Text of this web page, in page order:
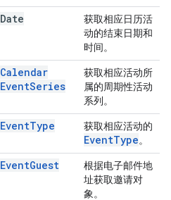
Date
获取相应日历活
动的结束日期和
时间。
Calendar
EventSeries
获取相应活动所
属的周期性活动
系列。
EventType 获取相应活动的
EventType。
EventGuest
根据电子邮件地
址获取邀请对
象。